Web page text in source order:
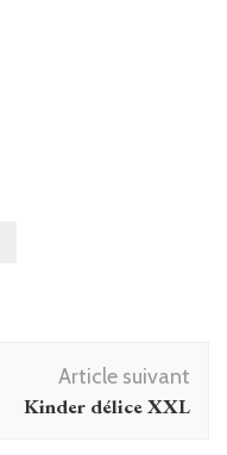
Article suivant
Kinder délice XXL